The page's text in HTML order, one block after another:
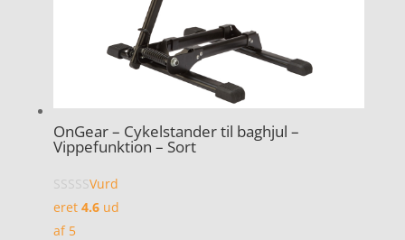
OnGear – Cykelstander til baghjul –
Vippefunktion – Sort
Vurd
eret 4.6ud
af 5